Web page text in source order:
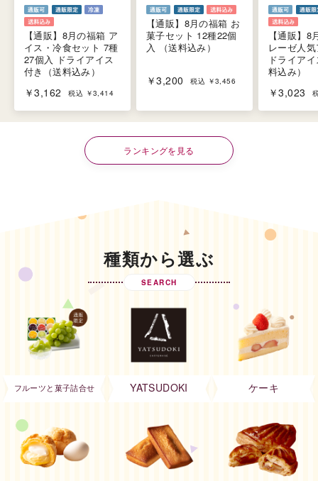
【通販】8月の福箱 ア
イス・冷食セット 7種
27個入 ドライアイス
付き（送料込み）
￥3,162 税込 ￥3,414
【通販】8月の福箱 お
菓子セット 12種22個
入 （送料込み）
￥3,200 税込 ￥3,456
【通販】8
レーゼ人
ドライア
料込み）
￥3,023
ランキングを見る
種類から選ぶ
SEARCH
フルーツと菓子詰合せ YATSUDOKI ケーキ